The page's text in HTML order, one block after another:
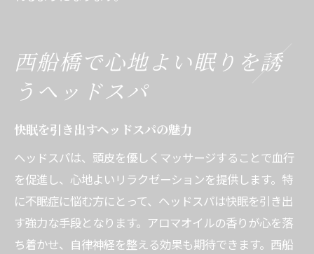
西船橋で心地よい眠りを誘
うヘッドスパ
快眠を引き出すヘッドスパの魅力
ヘッドスパは、頭皮を優しくマッサージすることで血行
を促進し、心地よいリラクゼーションを提供します。特
に不眠症に悩む方にとって、ヘッドスパは快眠を引き出
す強力な手段となります。アロマオイルの香りが心を落
ち着かせ、自律神経を整える効果も期待できます。西船